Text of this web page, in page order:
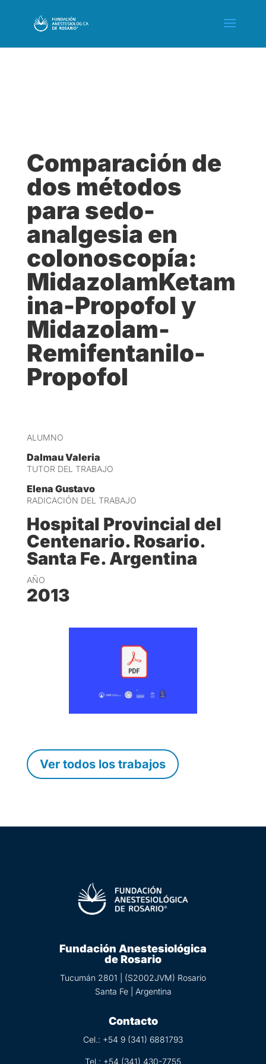
Comparación de
dos métodos
para sedo-
analgesia en
colonoscopía:
MidazolamKetam
ina-Propofol y
Midazolam-
Remifentanilo-
Propofol
ALUMNO
Dalmau Valeria
TUTOR DEL TRABAJO
Elena Gustavo
RADICACIÓN DEL TRABAJO
Hospital Provincial del
Centenario. Rosario.
Santa Fe. Argentina
AÑO
2013
Ver todos los trabajos
Fundación Anestesiológica
de Rosario
Tucumán 2801 | (S2002JVM) Rosario
Santa Fe | Argentina
Contacto
Cel.: +54 9 (341) 6881793
Tel.: +54 (341) 430-7755